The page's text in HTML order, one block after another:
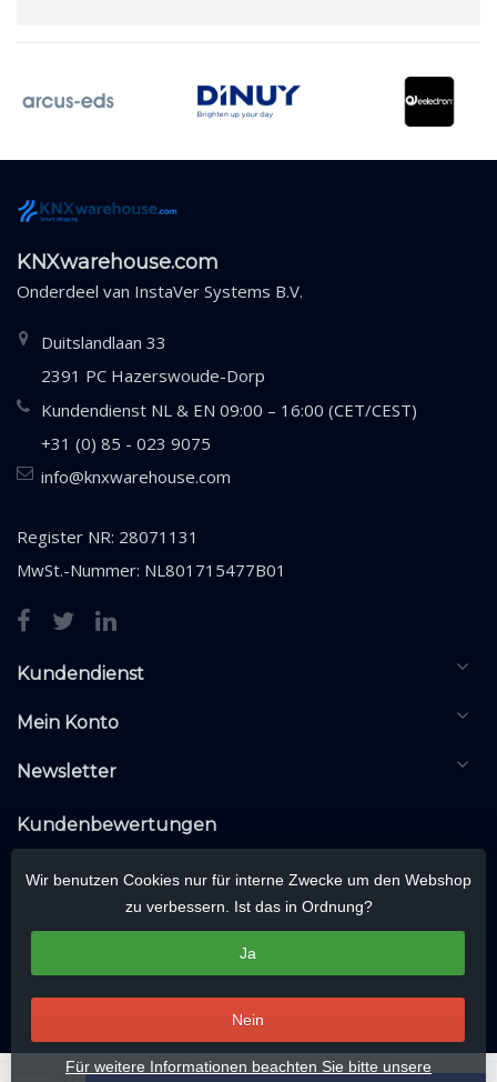
KNXwarehouse.com
Onderdeel van InstaVer Systems B.V.
Duitslandlaan 33
2391 PC Hazerswoude-Dorp
Kundendienst NL & EN 09:00 – 16:00 (CET/CEST)
+31 (0) 85 - 023 9075
info@knxwarehouse.com
Register NR: 28071131
MwSt.-Nummer: NL801715477B01
Kundendienst
Mein Konto
Newsletter
Kundenbewertungen
Wir benutzen Cookies nur für interne Zwecke um den Webshop
zu verbessern. Ist das in Ordnung?
Ja
Nein
Für weitere Informationen beachten Sie bitte unsere